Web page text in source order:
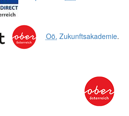
Oö. Zukunftsakademie.